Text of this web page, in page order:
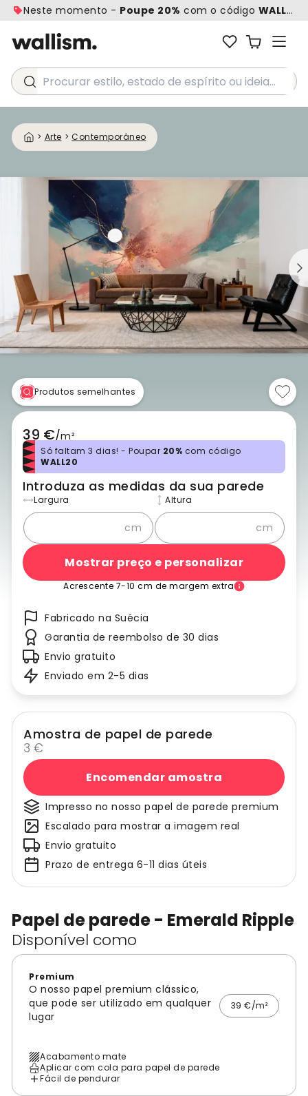
Neste momento - Poupe 20% com o código WALL20
Procurar estilo, estado de espírito ou ideia...
> Arte > Contemporâneo
Papel de parede - Emerald Ripple
Disponível como
Premium
O nosso papel premium clássico,
que pode ser utilizado em qualquer
lugar
39 €/m²
Acabamento mate
Aplicar com cola para papel de parede
Fácil de pendurar
Produtos semelhantes
39 €/m²
Só faltam 3 dias! - Poupar 20% com código
WALL20
Introduza as medidas da sua parede
Largura
cm
Altura
cm
Mostrar preço e personalizar
Acrescente 7-10 cm de margem extra
Fabricado na Suécia
Garantia de reembolso de 30 dias
Envio gratuito
Enviado em 2-5 dias
Amostra de papel de parede
3 €
Encomendar amostra
Impresso no nosso papel de parede premium
Escalado para mostrar a imagem real
Envio gratuito
Prazo de entrega 6-11 dias úteis